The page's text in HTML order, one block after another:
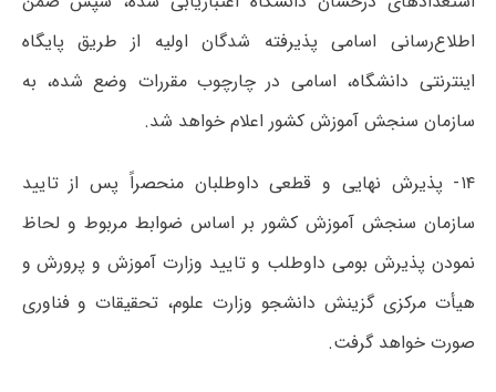
اطلاع‌رسانی اسامی پذیرفته شدگان اولیه از طریق پایگاه
اینترنتی دانشگاه، اسامی در چارچوب مقررات وضع شده، به
سازمان سنجش آموزش کشور اعلام خواهد شد.
۱۴- پذیرش نهایی و قطعی داوطلبان منحصراً پس از تایید
سازمان سنجش آموزش کشور بر اساس ضوابط مربوط و لحاظ
نمودن پذیرش بومی داوطلب و تایید وزارت آموزش و پرورش و
هیأت مرکزی گزینش دانشجو وزارت علوم، تحقیقات و فناوری
صورت خواهد گرفت.